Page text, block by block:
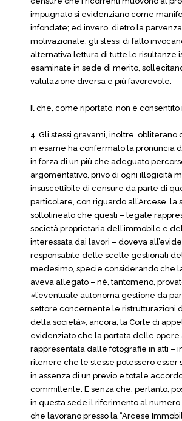
impugnato si evidenziano come
infondate; ed invero, dietro la
motivazionale, gli stessi di fatto
alternativa lettura di tutte le risultanze
esaminate in sede di merito,
valutazione diversa e più favorevole.
Il che, come riportato, non è consentito
4. Gli stessi gravami, inoltre, obliterano
in esame ha confermato la pronuncia
in forza di un più che adeguato
argomentativo, privo di ogni illogicità
insuscettibile di censure da parte di
particolare, con riguardo all’Arcese, la
sottolineato che questi – legale
società proprietaria dell’immobile e
interessata dai lavori – doveva
responsabile delle scelte gestionali
medesimo, specie considerando che
aveva allegato – né, tantomeno,
«l’eventuale autonoma gestione da
settore concernente le ristrutturazioni
della società»; ancora, la Corte di
evidenziato che la portata delle opere
rappresentata dalle fotografie in atti –
ritenere che le stesse potessero esser
in assenza di un previo e totale
committente. E senza che, pertanto,
in questa sede il riferimento al
che lavorano presso la “Arcese